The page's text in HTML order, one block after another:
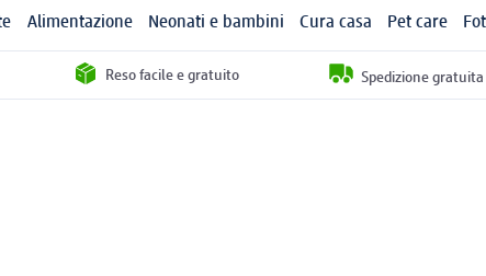
Alimentazione Neonati e bambini Cura casa Pet care
Reso facile e gratuito Spedizione gratuita